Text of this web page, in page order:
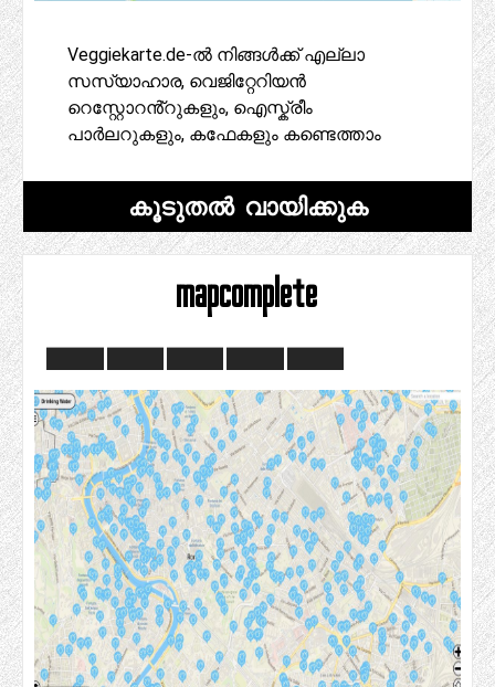
Veggiekarte.de-ൽ നിങ്ങൾക്ക് എല്ലാ
സസ്യാഹാര, വെജിറ്റേറിയൻ
റെസ്റ്റോറൻ്റുകളും, ഐസ്ക്രീം
പാർലറുകളും, കഫേകളും കണ്ടെത്താം
കൂടുതൽ വായിക്കുക
mapcomplete